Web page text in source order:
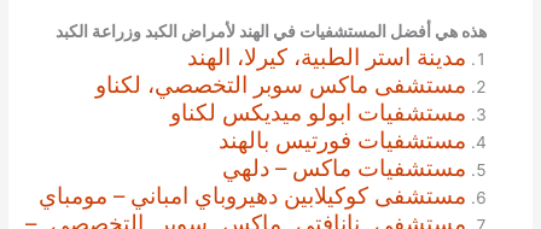
هذه هي أفضل المستشفيات في الهند لأمراض الكبد وزراعة الكبد
مدينة استر الطبية، كيرلا، الهند
مستشفى ماكس سوبر التخصصي، لكناو
مستشفيات ابولو ميديكس لكناو
مستشفيات فورتيس بالهند
مستشفيات ماكس – دلهي
مستشفى كوكيلابين دهيروباي امباني – مومباي